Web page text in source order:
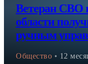
Ветеран СВО
области
ручным
Общество • 12